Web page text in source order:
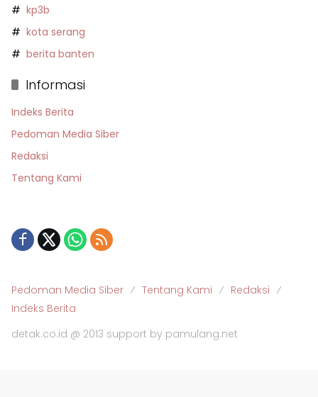
kp3b
kota serang
berita banten
Informasi
Indeks Berita
Pedoman Media Siber
Redaksi
Tentang Kami
Pedoman Media Siber Tentang Kami
Redaksi
Indeks Berita
detak.co.id @ 2013 support by pamulang.net